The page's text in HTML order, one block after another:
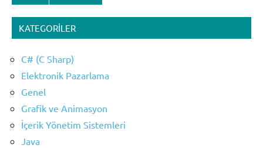
KATEGORILER
C# (C Sharp)
Elektronik Pazarlama
Genel
Grafik ve Animasyon
İçerik Yönetim Sistemleri
Java